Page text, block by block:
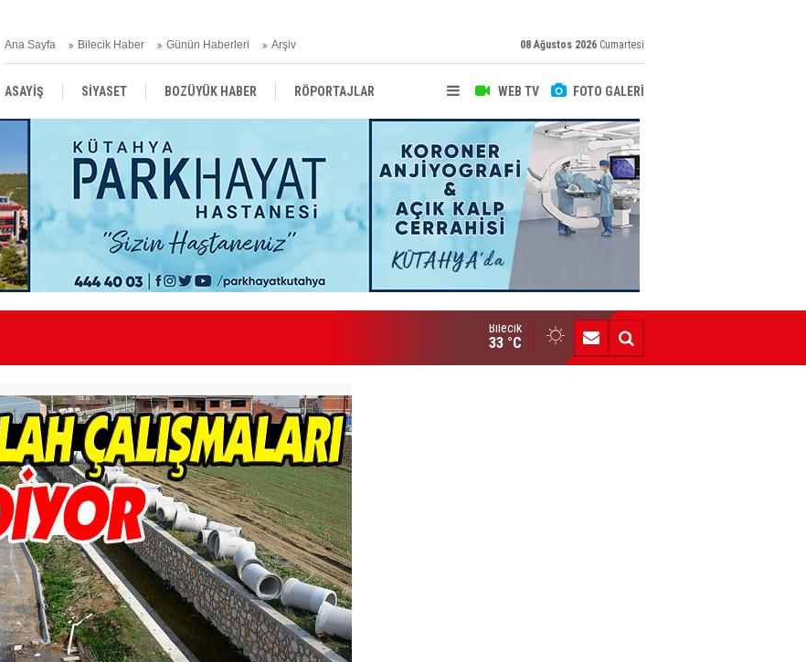
Ana Sayfa Bilecik Haber Günün Haberleri Arşiv 08 Ağustos 2026 Cumartesi
WEB TV FOTO GALERİ
ASAYİŞ SİYASET BOZÜYÜK HABER RÖPORTAJLAR
RESMİ İLANLAR
Yeni Yazarımız İbrahim Kılınç Gazetemizde
Bilecik
33 °C